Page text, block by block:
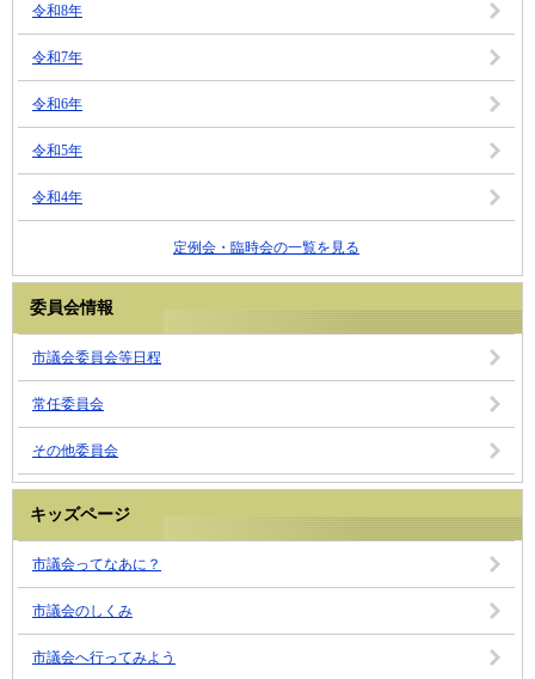
令和8年
令和7年
令和6年
令和5年
令和4年
定例会・臨時会の一覧を見る
委員会情報
市議会委員会等日程
常任委員会
その他委員会
キッズページ
市議会ってなあに？
市議会のしくみ
市議会へ行ってみよう